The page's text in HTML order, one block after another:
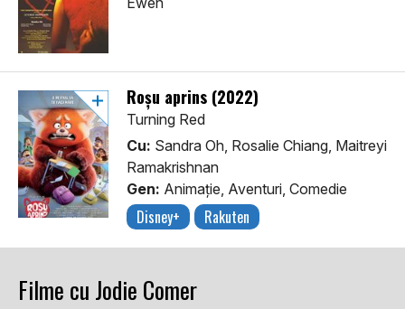
Roșu aprins (2022)
Turning Red
Cu: Sandra Oh, Rosalie Chiang, Maitreyi
Ramakrishnan
Gen: Animaţie, Aventuri, Comedie
Disney+ Rakuten
Filme cu Jodie Comer